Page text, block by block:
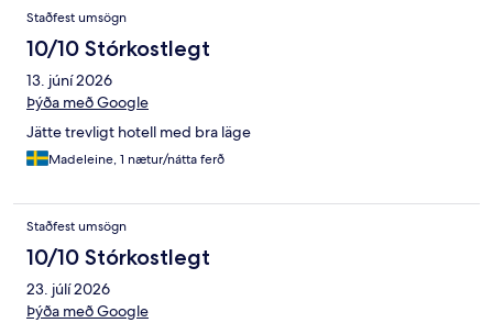
Staðfest umsögn
10/10 Stórkostlegt
13. júní 2026
Þýða með Google
Jätte trevligt hotell med bra läge
Madeleine, 1 nætur/nátta ferð
Staðfest umsögn
10/10 Stórkostlegt
23. júlí 2026
Þýða með Google